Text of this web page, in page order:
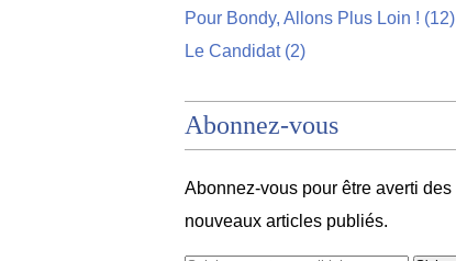
Pour Bondy, Allons Plus Loin ! (12)
Le Candidat(2)
Abonnez-vous
Abonnez-vous pour être averti des
nouveaux articles publiés.